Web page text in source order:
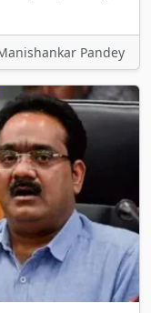
Pandey